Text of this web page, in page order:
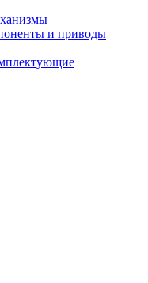
и приводы